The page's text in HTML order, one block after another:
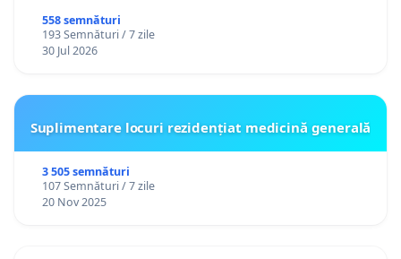
558 semnături
193 Semnături / 7 zile
30 Jul 2026
Suplimentare locuri rezidențiat medicină generală
3 505 semnături
107 Semnături / 7 zile
20 Nov 2025